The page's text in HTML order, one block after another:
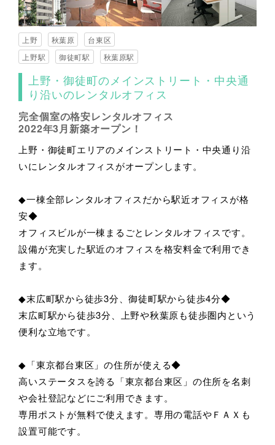
上野 秋葉原
台東区
上野駅
御徒町駅 秋葉原駅
上野・御徒町のメインストリート・中央通
り沿いのレンタルオフィス
完全個室の格安レンタルオフィス
2022年3月新築オープン！
上野・御徒町エリアのメインストリート・中央通り沿
いにレンタルオフィスがオープンします。
◆一棟全部レンタルオフィスだから駅近オフィスが格
安◆
オフィスビルが一棟まるごとレンタルオフィスです。
設備が充実した駅近のオフィスを格安料金で利用でき
ます。
◆末広町駅から徒歩3分、御徒町駅から徒歩4分◆
末広町駅から徒歩3分、上野や秋葉原も徒歩圏内という
便利な立地です。
◆「東京都台東区」の住所が使える◆
高いステータスを誇る「東京都台東区」の住所を名刺
や会社登記などにご利用できます。
専用ポストが無料で使えます。専用の電話やＦＡＸも
設置可能です。